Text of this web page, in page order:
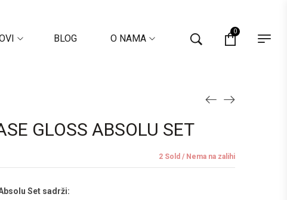
BLOG O NAMA
0
GLOSS ABSOLU SET
2 Sold Nema na zalihi
Set sadrži: